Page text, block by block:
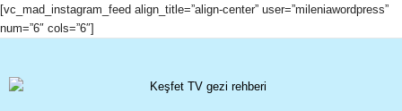
[vc_mad_instagram_feed align_title=”align-center” user=”mileniawordpress”
num=”6″ cols=”6″]